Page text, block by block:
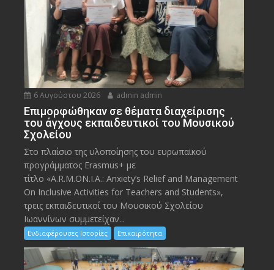
6 Αυγούστου 2026 admin admin
Eπιμορφώθηκαν σε θέματα διαχείρισης
του άγχους εκπαιδευτικοί του Μουσικού
Σχολείου
Στο πλαίσιο της υλοποίησης του ευρωπαϊκού
προγράμματος Erasmus+ με
τίτλο «A.R.M.ON.I.A.: Anxiety’s Relief and Management
On Inclusive Activities for Teachers and Students»,
τρεις εκπαιδευτικοί του Μουσικού Σχολείου
Ιωαννίνων συμμετείχαν...
Ενδιαφέρουσες Ιστορίες Επικαιρότητα